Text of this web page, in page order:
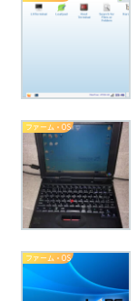
ファーム・OS
ファーム・OS